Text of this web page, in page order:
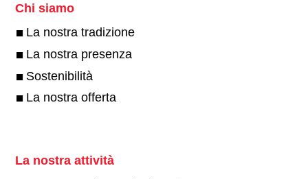
Chi siamo
La nostra tradizione
La nostra presenza
Sostenibilità
La nostra offerta
La nostra attività